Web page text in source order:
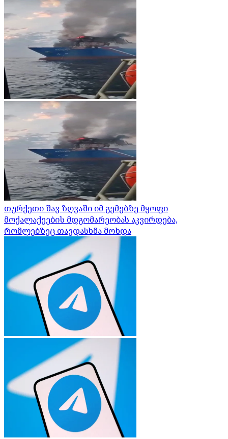
თურქეთი შავ ზღვაში იმ გემებზე მყოფი
მოქალაქეების მდგომარეობას აკვირდება,
რომლებზეც თავდასხმა მოხდა